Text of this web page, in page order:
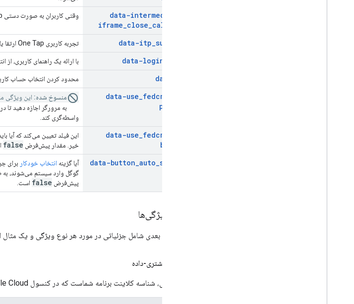
data-intermediate
iframe_close_callback
وقتی کاربران به صورت دستی One Tap را می‌بندند، رفتار پیش‌فرض iframe میانی را لغو می‌کند.
data-itp_support تجربه کاربری One Tap ارتقا یافته را در مرورگرهای ITP فعال می‌کند.
data-login با ارائه یک راهنمای کاربری،
data-hd محدود کردن انتخاب حساب
data-use_fedcm
prompt
منسوخ شده: این ویژگی
به مرورگر اجازه دهید تا
واسطه‌گری کند.
data-use_fedcm
button
خیر. مقدار پیش‌فرض false
data-button_auto_select آیا گزینه انتخاب خودکار
گوگل وارد سیستم می‌شوند، به
پیش‌فرض false است.
انواع ویژگی‌ها
بخش‌های بعدی شامل جزئیاتی در مورد هر نوع ویژگی و یک
شناسه-مشتری-داده
این ویژگی، شناسه کلاینت برنامه شماست که در کنسول Google Cloud یافت و ایجاد می‌شود. برای اطلاعات بیشتر به جدول زیر مراجعه کنید: